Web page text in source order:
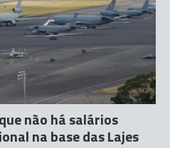
não há salários
na base das Lajes